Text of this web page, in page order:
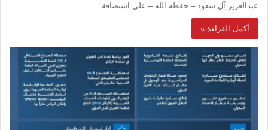
عبدالعزيز آل سعود – حفظه الله – على استضافة…
أكمل القراءة »